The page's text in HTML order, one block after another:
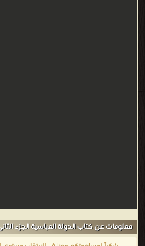
معلومات عن كتاب الدولة العباسية الجزء